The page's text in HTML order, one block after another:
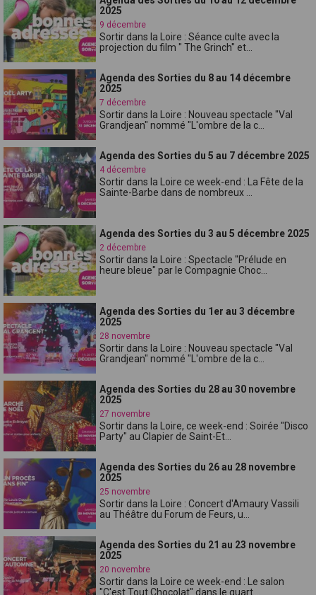
2025
9 décembre
Sortir dans la Loire : Séance culte avec la
projection du film " The Grinch" et...
Agenda des Sorties du 8 au 14 décembre
2025
7 décembre
Sortir dans la Loire : Nouveau spectacle "Val
Grandjean" nommé "L'ombre de la c...
Agenda des Sorties du 5 au 7 décembre 2025
4 décembre
Sortir dans la Loire ce week-end : La Fête de la
Sainte-Barbe dans de nombreux ...
Agenda des Sorties du 3 au 5 décembre 2025
2 décembre
Sortir dans la Loire : Spectacle "Prélude en
heure bleue" par le Compagnie Choc...
Agenda des Sorties du 1er au 3 décembre
2025
28 novembre
Sortir dans la Loire : Nouveau spectacle "Val
Grandjean" nommé "L'ombre de la c...
Agenda des Sorties du 28 au 30 novembre
2025
27 novembre
Sortir dans la Loire, ce week-end : Soirée "Disco
Party" au Clapier de Saint-Et...
Agenda des Sorties du 26 au 28 novembre
2025
25 novembre
Sortir dans la Loire : Concert d'Amaury Vassili
au Théâtre du Forum de Feurs, u...
Agenda des Sorties du 21 au 23 novembre
2025
20 novembre
Sortir dans la Loire ce week-end : Le salon
"C'est Tout Chocolat" dans le quart...